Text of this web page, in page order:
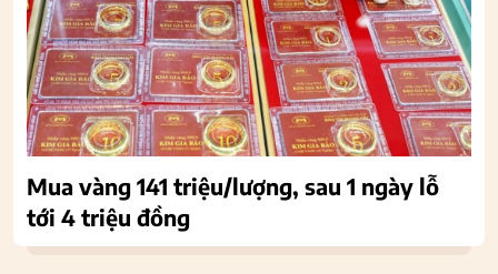
Mua vàng 141 triệu/lượng, sau 1 ngày lỗ
tới 4 triệu đồng